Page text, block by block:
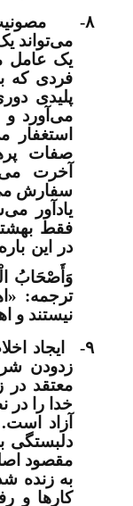
۸-
می‌تواند
یک عامل
فردی که
پلیدی
می‌آورد و
استغفار
صفات
آخرت
سفارش
یادآور
فقط
در این
وَأَصْحَابُ
ترجمه:
نیستند و
۹-
ایجاد
زدودن
معتقد در
خدا را در
آزاد
دلبستگی
مقصود
به زنده
کارها و